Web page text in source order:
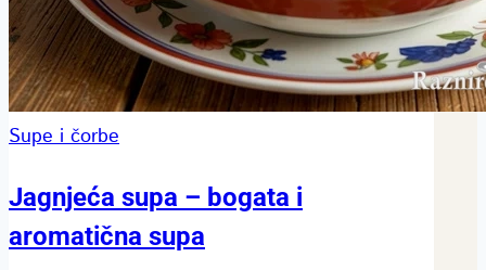
Supe i čorbe
Jagnjeća supa – bogata i
aromatična supa